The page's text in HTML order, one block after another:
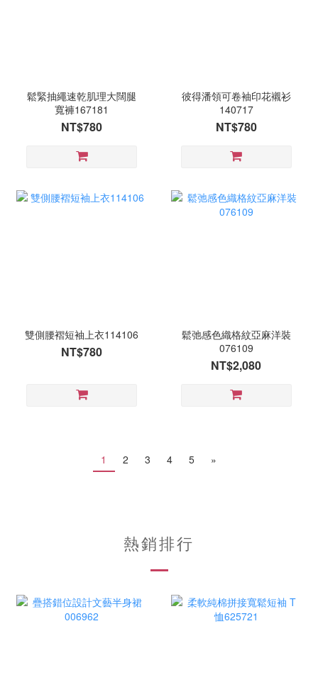
鬆緊抽繩速乾肌理大闊腿
寬褲167181
NT$780
彼得潘領可卷袖印花襯衫
140717
NT$780
雙側腰褶短袖上衣114106
NT$780
鬆弛感色織格紋亞麻洋裝
076109
NT$2,080
1 2 3 4 5 »
熱銷排行